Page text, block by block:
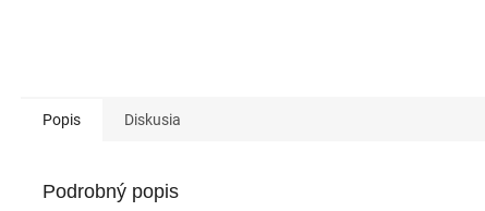
Popis Diskusia
Podrobný popis